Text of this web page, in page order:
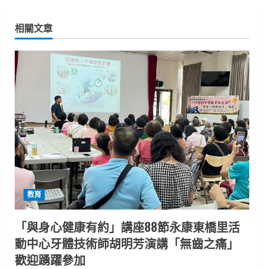
u
e
R
e
a
d
i
n
g
相關文章
教育
「與身心健康有約」講座88節永康東橋里活
動中心牙體技術師胡明芳演講「無齒之痛」
歡迎踴躍參加